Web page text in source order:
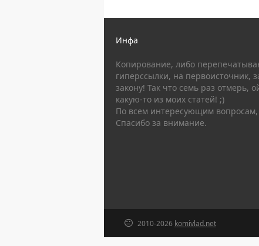
Инфа
Копирование, либо
гиперссылки, на первоисточник,
закону! Так что семь раз отмерь,
какую-то из моих статей! ;)
По всем интересующим вопросам,
Спасибо за внимание.
2010-2026 komivlad.net